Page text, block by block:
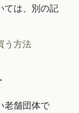
ては、別の記
う方法
老舗団体で